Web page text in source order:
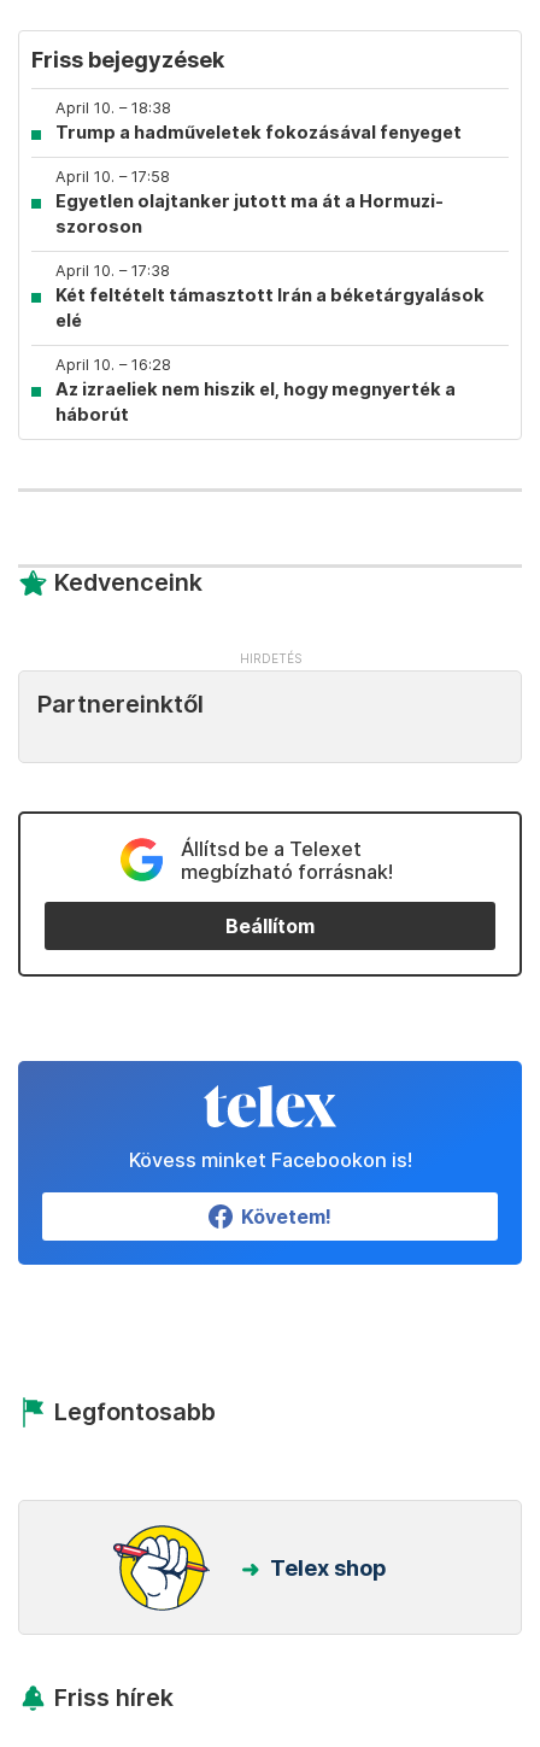
Friss bejegyzések
April 10. – 18:38
Trump a hadműveletek fokozásával fenyeget
April 10. – 17:58
Egyetlen olajtanker jutott ma át a Hormuzi-
szoroson
April 10. – 17:38
Két feltételt támasztott Irán a béketárgyalások
elé
April 10. – 16:28
Az izraeliek nem hiszik el, hogy megnyerték a
háborút
Kedvenceink
Partnereinktől
Állítsd be a Telexet
megbízható forrásnak!
Beállítom
Kövess minket Facebookon is!
Követem!
Legfontosabb
Telex shop
Friss hírek